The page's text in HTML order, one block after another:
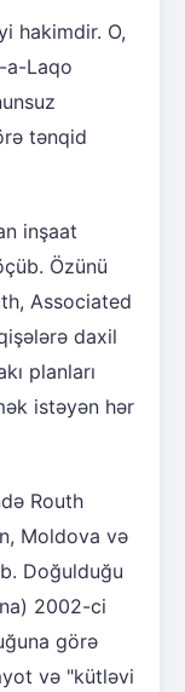
hakimdir. O,
a-Laqo
tənqid
inşaat
Özünü
Associated
daxil
planları
istəyən hər
Routh
Moldova və
Doğulduğu
2002-ci
görə
və "kütləvi